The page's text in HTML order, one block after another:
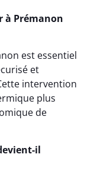
à Prémanon
est essentiel
et
intervention
plus
de
il